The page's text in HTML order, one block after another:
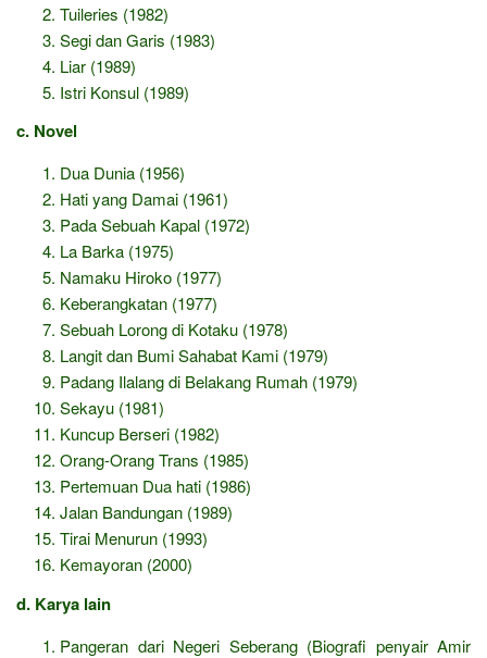
Tuileries (1982)
Segi dan Garis (1983)
Liar (1989)
Istri Konsul (1989)
c. Novel
Dua Dunia (1956)
Hati yang Damai (1961)
Pada Sebuah Kapal (1972)
La Barka (1975)
Namaku Hiroko (1977)
Keberangkatan (1977)
Sebuah Lorong di Kotaku (1978)
Langit dan Bumi Sahabat Kami (1979)
Padang Ilalang di Belakang Rumah (1979)
Sekayu (1981)
Kuncup Berseri (1982)
Orang-Orang Trans (1985)
Pertemuan Dua hati (1986)
Jalan Bandungan (1989)
Tirai Menurun (1993)
Kemayoran (2000)
d. Karya lain
Pangeran dari Negeri Seberang (Biografi penyair Amir